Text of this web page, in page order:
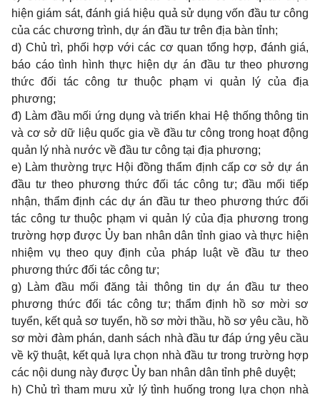
hiện giám sát, đánh giá hiệu quả sử dụng vốn đầu tư công
của các chương trình, dự án đầu tư trên địa bàn tỉnh;
d) Chủ trì, phối hợp với các cơ quan tổng hợp, đánh giá,
báo cáo tình hình thực hiện dự án đầu tư theo phương
thức đối tác công tư thuộc phạm vi quản lý của địa
phương;
đ) Làm đầu mối ứng dụng và triển khai Hệ thống thông tin
và cơ sở dữ liệu quốc gia về đầu tư công trong hoạt động
quản lý nhà nước về đầu tư công tại địa phương;
e) Làm thường trực Hội đồng thẩm định cấp cơ sở dự án
đầu tư theo phương thức đối tác công tư; đầu mối tiếp
nhận, thẩm định các dự án đầu tư theo phương thức đối
tác công tư thuộc phạm vi quản lý của địa phương trong
trường hợp được Ủy ban nhân dân tỉnh giao và thực hiện
nhiệm vụ theo quy định của pháp luật về đầu tư theo
phương thức đối tác công tư;
g) Làm đầu mối đăng tải thông tin dự án đầu tư theo
phương thức đối tác công tư; thẩm định hồ sơ mời sơ
tuyển, kết quả sơ tuyển, hồ sơ mời thầu, hồ sơ yêu cầu, hồ
sơ mời đàm phán, danh sách nhà đầu tư đáp ứng yêu cầu
về kỹ thuật, kết quả lựa chọn nhà đầu tư trong trường hợp
các nội dung này được Ủy ban nhân dân tỉnh phê duyệt;
h) Chủ trì tham mưu xử lý tình huống trong lựa chọn nhà